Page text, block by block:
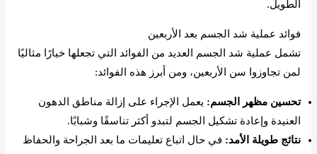
الطويل.
فوائد عملية شد الجسم بعد الأربعين
تشمل عملية شد الجسم العديد من الفوائد التي تجعلها خيارًا مثاليًا
لمن تجاوزوا سن الأربعين، ومن أبرز هذه الفوائد:
تحسين مظهر الجسم: يعمل الإجراء على إزالة مناطق الدهون
العنيدة وإعادة تشكيل الجسم لتبدو أكثر تناسقًا وشبابًا.
نتائج طويلة الأمد: في حال اتباع تعليمات ما بعد الجراحة والحفاظ